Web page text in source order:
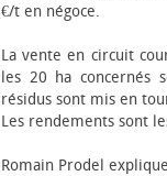
€/t en négoce.
La vente en circuit
les 20 ha concernés
résidus sont mis en
Les rendements sont
Romain Prodel